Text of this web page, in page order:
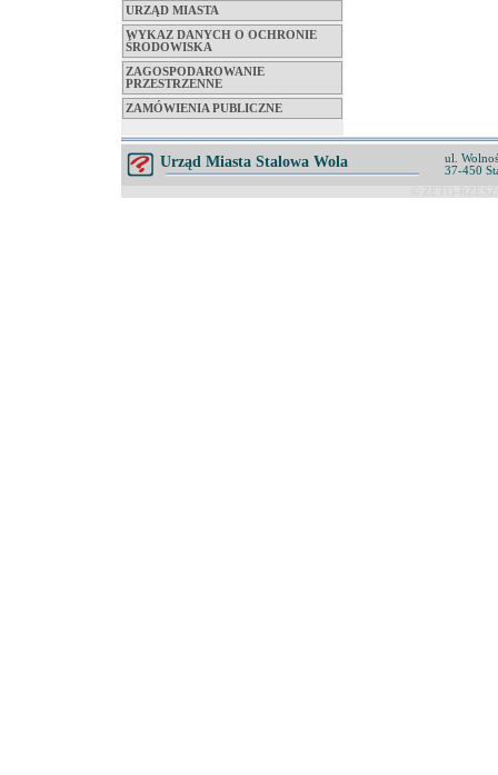
URZĄD MIASTA
WYKAZ DANYCH O OCHRONIE
ŚRODOWISKA
ZAGOSPODAROWANIE
PRZESTRZENNE
ZAMÓWIENIA PUBLICZNE
Urząd Miasta Stalowa Wola
ul.
37-450